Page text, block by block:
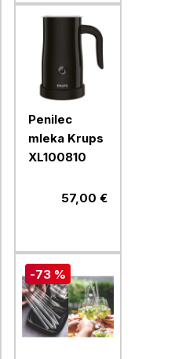
Penilec
mleka Krups
XL100810
57,00 €
-73 %